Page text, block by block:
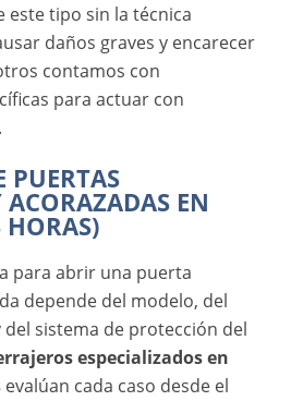
tipo sin la técnica
daños graves y encarecer
contamos con
para actuar con
PUERTAS
EN
para abrir una puerta
depende del modelo, del
sistema de protección del
especializados en
evalúan cada caso desde el